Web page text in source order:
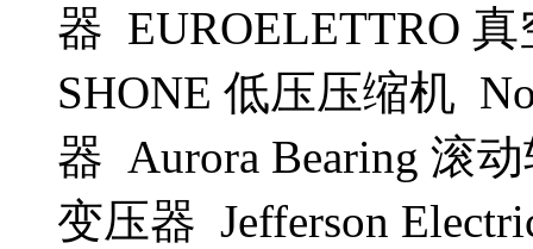
器 EUROELETTRO
SHONE 低压压缩机
器 Aurora Bearing 滚
变压器 Jefferson